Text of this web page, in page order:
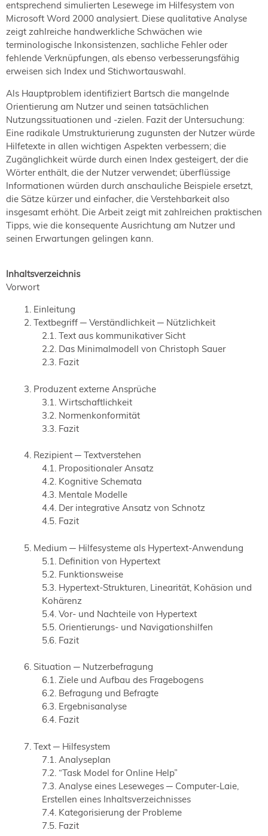
entsprechend simulierten Lesewege im Hilfesystem von
Microsoft Word 2000 analysiert. Diese qualitative Analyse
zeigt zahlreiche handwerkliche Schwächen wie
terminologische Inkonsistenzen, sachliche Fehler oder
fehlende Verknüpfungen, als ebenso verbesserungsfähig
erweisen sich Index und Stichwortauswahl.
Als Hauptproblem identifiziert Bartsch die mangelnde
Orientierung am Nutzer und seinen tatsächlichen
Nutzungssituationen und -zielen. Fazit der Untersuchung:
Eine radikale Umstrukturierung zugunsten der Nutzer würde
Hilfetexte in allen wichtigen Aspekten verbessern; die
Zugänglichkeit würde durch einen Index gesteigert, der die
Wörter enthält, die der Nutzer verwendet; überflüssige
Informationen würden durch anschauliche Beispiele ersetzt,
die Sätze kürzer und einfacher, die Verstehbarkeit also
insgesamt erhöht. Die Arbeit zeigt mit zahlreichen praktischen
Tipps, wie die konsequente Ausrichtung am Nutzer und
seinen Erwartungen gelingen kann.
Inhaltsverzeichnis
Vorwort
Einleitung
Textbegriff ─ Verständlichkeit ─ Nützlichkeit
Text aus kommunikativer Sicht
Das Minimalmodell von Christoph Sauer
Fazit
Produzent externe Ansprüche
Wirtschaftlichkeit
Normenkonformität
Fazit
Rezipient ─ Textverstehen
Propositionaler Ansatz
Kognitive Schemata
Mentale Modelle
Der integrative Ansatz von Schnotz
Fazit
Medium ─ Hilfesysteme als Hypertext-Anwendung
Definition von Hypertext
Funktionsweise
Hypertext-Strukturen, Linearität, Kohäsion und
Kohärenz
Vor- und Nachteile von Hypertext
Orientierungs- und Navigationshilfen
Fazit
Situation ─ Nutzerbefragung
Ziele und Aufbau des Fragebogens
Befragung und Befragte
Ergebnisanalyse
Fazit
Text ─ Hilfesystem
Analyseplan
“Task Model for Online Help”
Analyse eines Leseweges ─ Computer-Laie,
Erstellen eines Inhaltsverzeichnisses
Kategorisierung der Probleme
Fazit